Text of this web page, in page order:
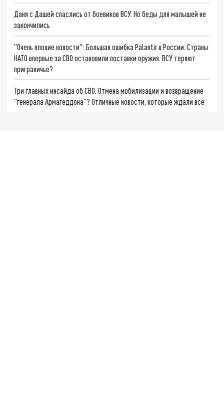
Даня с Дашей спаслись от боевиков ВСУ. Но беды для малышей не
закончились
"Очень плохие новости": Большая ошибка Palantir в России. Страны
НАТО впервые за СВО остановили поставки оружия. ВСУ теряют
приграничье?
Три главных инсайда об СВО. Отмена мобилизации и возвращение
"генерала Армагеддона"? Отличные новости, которые ждали все